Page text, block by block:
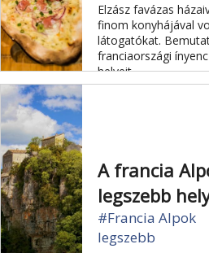
Elzász favázas
finom konyhájával
látogatókat.
franciaországi
helyeit.
A francia
legszebb
#Francia Alpok
legszebb